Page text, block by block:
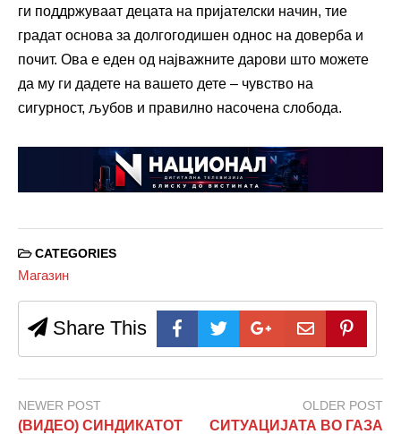
ги поддржуваат децата на пријателски начин, тие
градат основа за долгогодишен однос на доверба и
почит. Ова е еден од најважните дарови што можете
да му ги дадете на вашето дете – чувство на
сигурност, љубов и правилно насочена слобода.
CATEGORIES
Магазин
Share This
NEWER POST
(ВИДЕО) СИНДИКАТОТ
OLDER POST
СИТУАЦИЈАТА ВО ГАЗА